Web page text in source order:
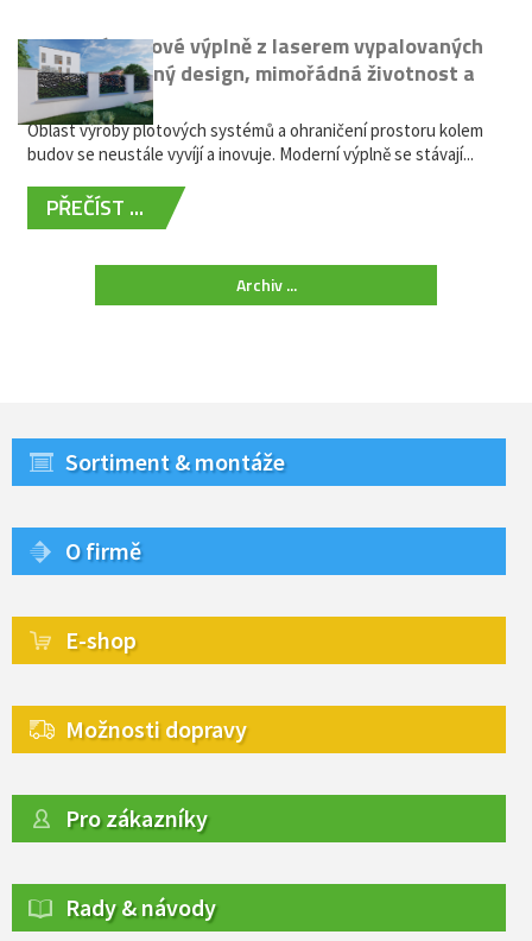
Moderní plotové výplně z laserem vypalovaných
kovů: výjimečný design, mimořádná životnost a
žádná údržba
Oblast výroby plotových systémů a ohraničení prostoru kolem
budov se neustále vyvíjí a inovuje. Moderní výplně se stávají...
PŘEČÍST ...
Archiv ...
Sortiment & montáže
O firmě
E-shop
Možnosti dopravy
Pro zákazníky
Rady & návody